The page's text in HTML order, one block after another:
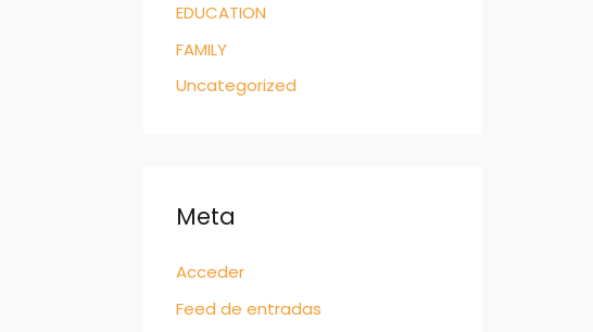
EDUCATION
FAMILY
Uncategorized
Meta
Acceder
Feed de entradas